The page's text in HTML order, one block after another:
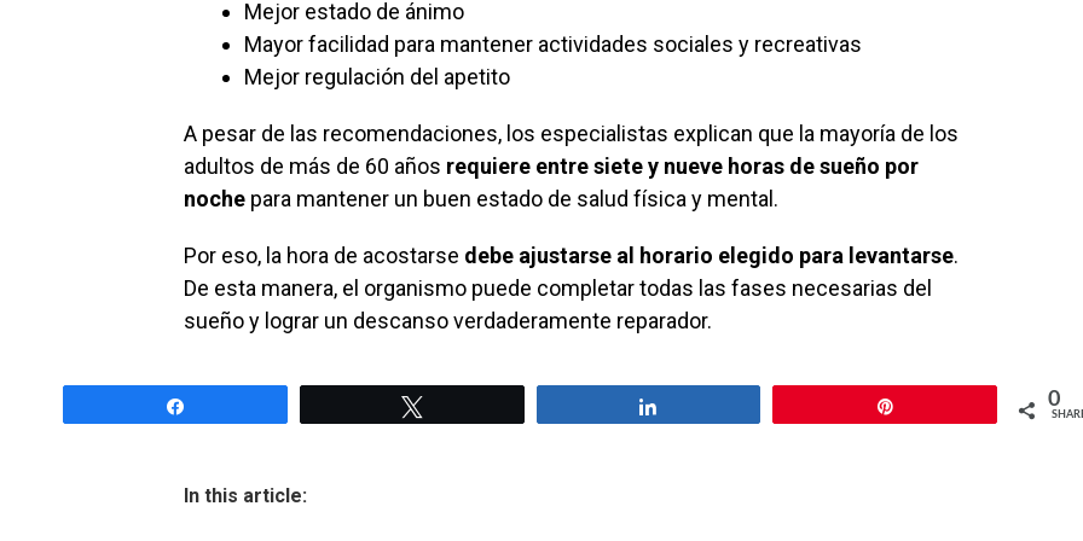
Mejor estado de ánimo
Mayor facilidad para mantener actividades sociales y recreativas
Mejor regulación del apetito
A pesar de las recomendaciones, los especialistas explican que la mayoría de los
adultos de más de 60 años requiere entre siete y nueve horas de sueño por
noche para mantener un buen estado de salud física y mental.
Por eso, la hora de acostarse debe ajustarse al horario elegido para levantarse.
De esta manera, el organismo puede completar todas las fases necesarias del
sueño y lograr un descanso verdaderamente reparador.
0
In this article: